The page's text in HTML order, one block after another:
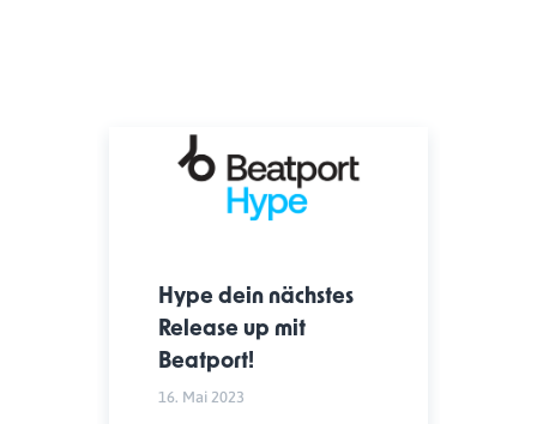
Hype dein nächstes
Release up mit
Beatport!
16. Mai 2023